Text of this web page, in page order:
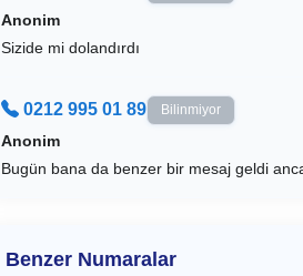
Anonim
Sizide mi dolandırdı
0212 995 01 89 Bilinmiyor
Anonim
Bugün bana da benzer bir mesaj geldi
Benzer Numaralar